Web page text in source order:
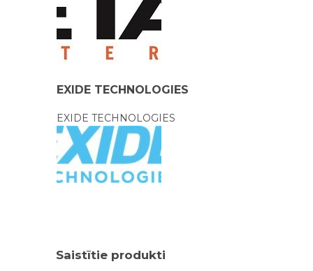
EXIDE TECHNOLOGIES
EXIDE TECHNOLOGIES
Saistītie produkti